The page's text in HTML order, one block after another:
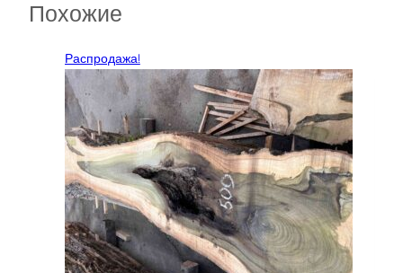
Похожие
Распродажа!